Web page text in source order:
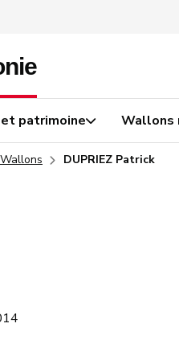
patrimoine Wallons
DUPRIEZ Patrick